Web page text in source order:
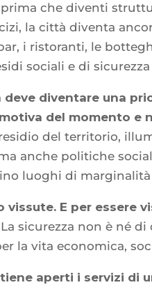
che diventi
la città diventa
i ristoranti, le
sociali e di
deve diventare una
del momento e
del territorio,
anche politiche
luoghi di
E per essere
La sicurezza non è né
la vita economica,
aperti i servizi di